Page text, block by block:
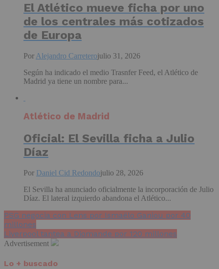
El Atlético mueve ficha por uno
de los centrales más cotizados
de Europa
Por Alejandro Carreterojulio 31, 2026
Según ha indicado el medio Trasnfer Feed, el Atlético de
Madrid ya tiene un nombre para...
Atlético de Madrid
Oficial: El Sevilla ficha a Julio
Díaz
Por Daniel Cid Redondojulio 28, 2026
El Sevilla ha anunciado oficialmente la incorporación de Julio
Díaz. El lateral izquierdo abandona el Atlético...
PSG negocia con Lens por Ismaëlo Ganiou por 40
millones
Liverpool tantea a Diomande por 120 millones
Advertisement
Lo + buscado